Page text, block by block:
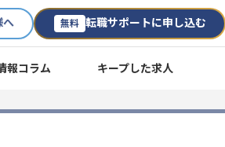
へ 無料 転職サポートに申し込む
報コラム キープした求人